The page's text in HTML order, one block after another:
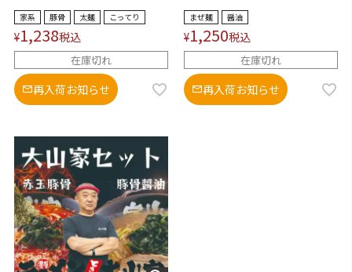
家系 豚骨 太麺 こってり
¥1,238税込
在庫切れ
再入荷お知らせ
まぜ麺 醤油
¥1,250税込
在庫切れ
再入荷お知らせ